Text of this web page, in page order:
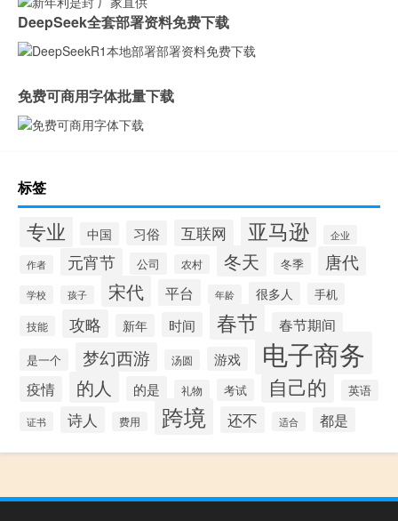
DeepSeek全套部署资料免费下载
免费可商用字体批量下载
标签
专业 中国 习俗 互联网 亚马逊 企业
作者 元宵节 公司 农村 冬天 冬季 唐代
学校 孩子 宋代 平台 年龄 很多人 手机
技能 攻略 新年 时间 春节 春节期间
是一个 梦幻西游 汤圆 游戏 电子商务
疫情 的人 的是 礼物 考试 自己的 英语
证书 诗人 费用 跨境 还不 适合 都是